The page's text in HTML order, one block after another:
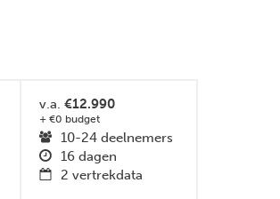
v.a. €12.990
+ €0 budget
10-24 deelnemers
16 dagen
2 vertrekdata